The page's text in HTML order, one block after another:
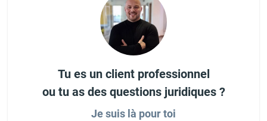
Tu es un client professionnel
ou tu as des questions juridiques ?
Je suis là pour toi